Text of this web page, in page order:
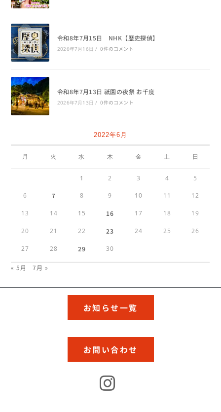
令和8年7月15日 NHK【歴史探偵】
2026年7月16日 / 0件のコメント
令和8年7月13日 祇園の夜祭 お千度
2026年7月13日 / 0件のコメント
2022年6月
月 火 水 木 金 土 日
1 2 3 4 5
6 7 8 9 10 11 12
13 14 15 16 17 18 19
20 21 22 23 24 25 26
27 28 29 30
« 5月 7月 »
お知らせ一覧
お問い合わせ